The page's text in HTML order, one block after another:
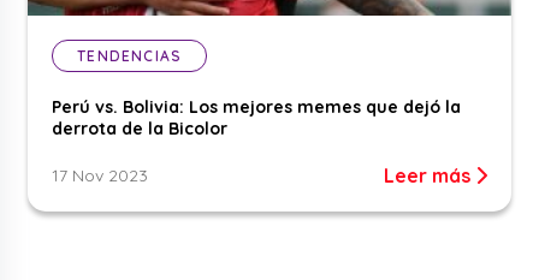
TENDENCIAS
Perú vs. Bolivia: Los mejores memes que dejó la
derrota de la Bicolor
17 Nov 2023 Leer más